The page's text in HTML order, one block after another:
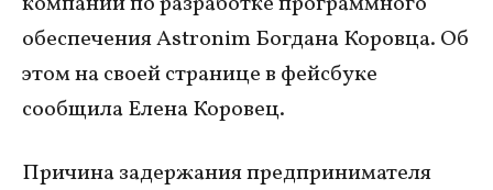
обеспечения AstronimБогдана Коровца. Об
этом на своей странице в фейсбуке
сообщила Елена Коровец.
Причина задержания предпринимателя